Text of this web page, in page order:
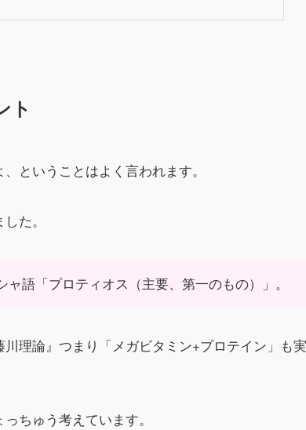
ト
ということはよく言われます。
た。
語「プロティオス（主要、第一のもの）」。
理論』つまり「メガビタミン+プロテイン」も実
ちゅう考えています。